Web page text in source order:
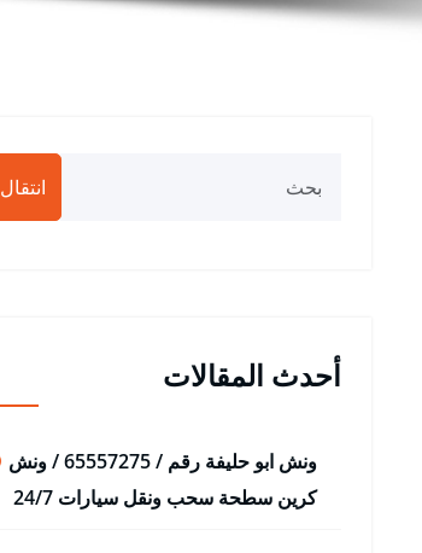
انتقال
أحدث المقالات
ونش ابو حليفة رقم / 65557275 / ونش
كرين سطحة سحب ونقل سيارات 24/7